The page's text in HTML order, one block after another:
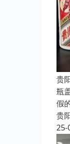
贵
瓶
假
贵
25-